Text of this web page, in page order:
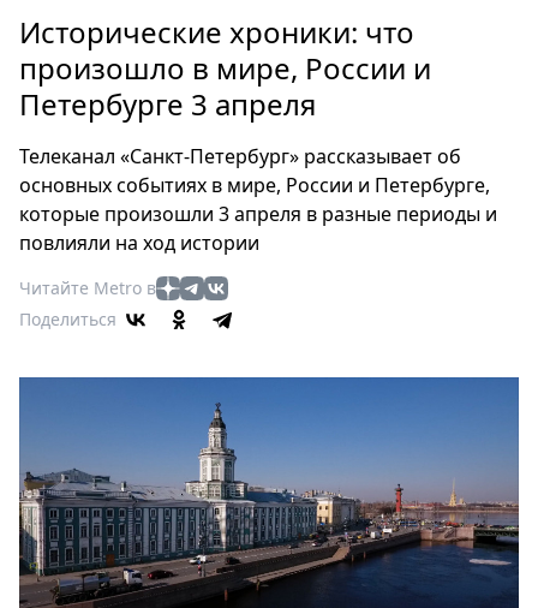
Россия
Мир
Здоровье
Туризм
Мода
Театр
Кино
Афиша
Книги
Выставки
Metro
Стримы
Спецпроекты
Звезды
Исторические хроники: что
произошло в мире, России и
Петербурге 3 апреля
Телеканал «Санкт-Петербург» рассказывает об
основных событиях в мире, России и Петербурге,
которые произошли 3 апреля в разные периоды и
повлияли на ход истории
Читайте Metro в
Поделиться